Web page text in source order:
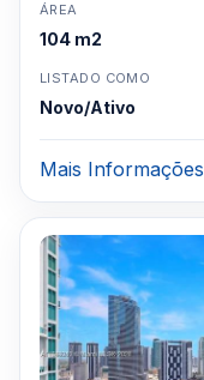
ÁREA
104 m2
LISTADO COMO
Novo/Ativo
Mais Informações